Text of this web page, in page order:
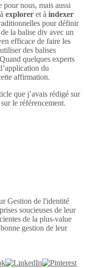
pour nous, mais aussi
à explorer et à indexer
pour définir
la balise div avec un
efficace de faire les
des balises
quelques experts
du
affirmation.
que j’avais rédigé sur
le référencement.
Gestion de l'identité
soucieuses de leur
de la plus-value
gestion de leur